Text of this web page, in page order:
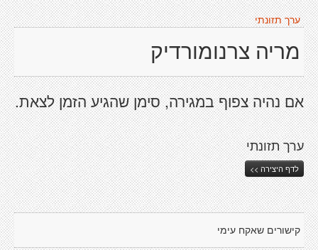
ערך תזונתי
מריה צרנומורדיק
אם נהיה צפוף במגירה, סימן שהגיע הזמן לצאת.
ערך תזונתי
לדף היצירה >>
קישורים שאקח עימי